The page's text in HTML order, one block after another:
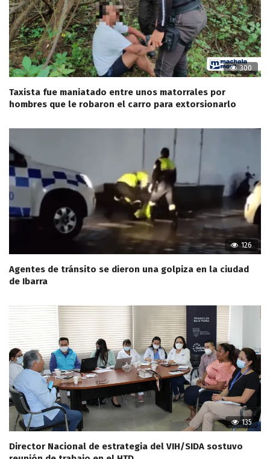
300
Taxista fue maniatado entre unos matorrales por
hombres que le robaron el carro para extorsionarlo
126
Agentes de tránsito se dieron una golpiza en la ciudad
de Ibarra
135
Director Nacional de estrategia del VIH/SIDA sostuvo